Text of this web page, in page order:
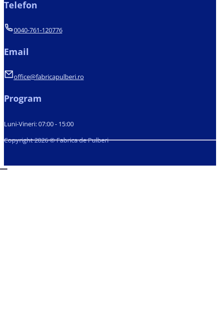
Telefon
0040-761-120776
Email
office@fabricapulberi.ro
Program
Luni-Vineri: 07:00 - 15:00
Copyright 2026 © Fabrica de Pulberi